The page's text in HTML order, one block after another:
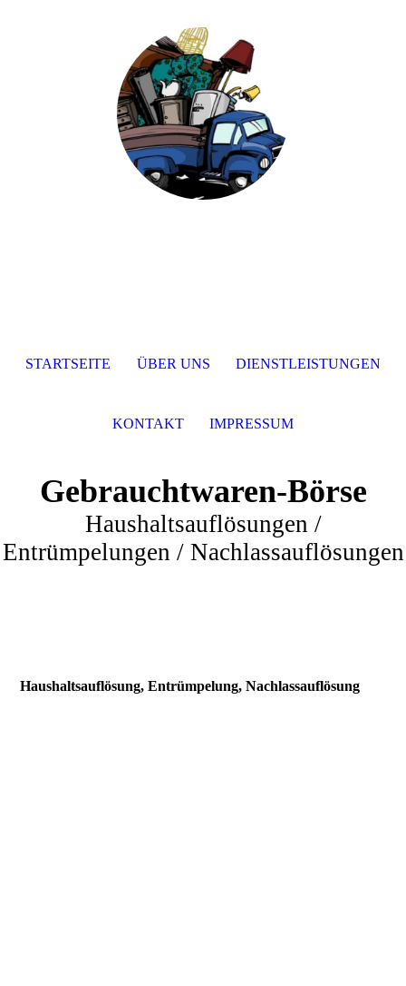
Gebrauchtwaren-Börse
Haushaltsauflösungen /
Entrümpelungen / Nachlassauflösungen
Haushaltsauflösung, Entrümpelung, Nachlassauflösung
STARTSEITE ÜBER UNS DIENSTLEISTUNGEN
KONTAKT IMPRESSUM